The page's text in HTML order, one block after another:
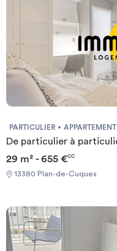
PARTICULIER APPARTEMENT
De particulier à
29 m² - 655 €CC
13380 Plan-de-Cuques